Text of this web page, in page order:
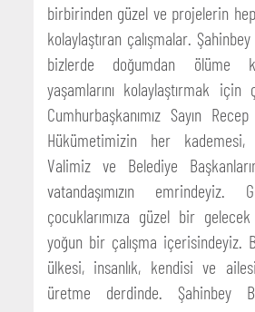
birbirinden güzel ve projelerin
kolaylaştıran çalışmalar.
bizlerde doğumdan ölüme
yaşamlarını kolaylaştırmak için
Cumhurbaşkanımız Sayın
Hükümetimizin her kademesi,
Valimiz ve Belediye
vatandaşımızın emrindeyiz.
çocuklarımıza güzel bir gelecek
yoğun bir çalışma içerisindeyiz.
ülkesi, insanlık, kendisi ve
üretme derdinde. Şahinbey